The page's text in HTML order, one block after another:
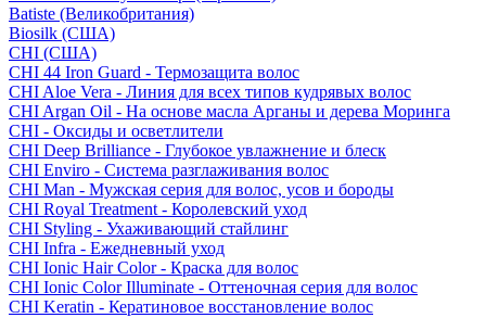
Batiste (Великобритания)
Biosilk (США)
CHI (США)
CHI 44 Iron Guard - Термозащита волос
CHI Aloe Vera - Линия для всех типов кудрявых волос
CHI Argan Oil - На основе масла Арганы и дерева Моринга
CHI - Оксиды и осветлители
CHI Deep Brilliance - Глубокое увлажнение и блеск
CHI Enviro - Система разглаживания волос
CHI Man - Мужская серия для волос, усов и бороды
CHI Royal Treatment - Королевский уход
CHI Styling - Ухаживающий стайлинг
CHI Infra - Ежедневный уход
CHI Ionic Hair Color - Краска для волос
CHI Ionic Color Illuminate - Оттеночная серия для волос
CHI Keratin - Кератиновое восстановление волос